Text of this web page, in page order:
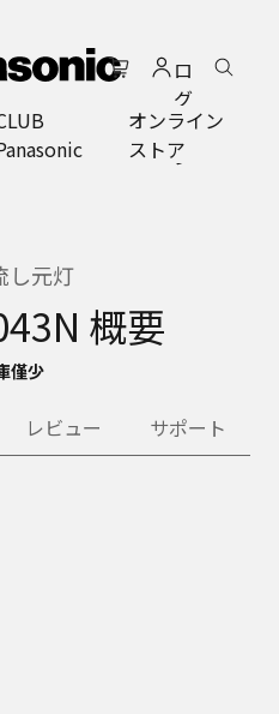
ロ
グ
イ
ン
オンライン
ストア
し元灯
概要
僅少
レビュー サポート